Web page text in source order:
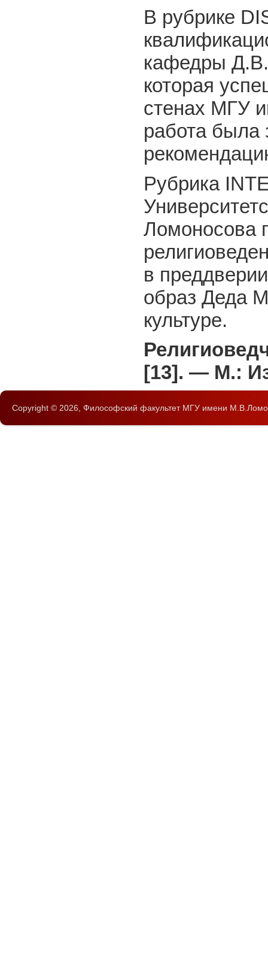
В рубрике
кафедры
которая
стенах МГУ
работа была
Рубрика
Ломоносова
в
образ Деда
культуре.
[13]. — М.:
Copyright © 2026, Философский факультет МГУ имени